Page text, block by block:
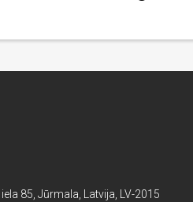
85, Jūrmala, Latvija, LV-2015